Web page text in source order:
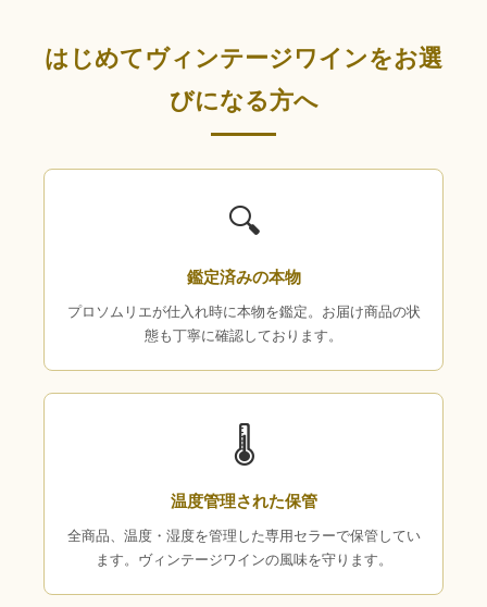
はじめてヴィンテージワインをお選
びになる方へ
🔍
鑑定済みの本物
プロソムリエが仕入れ時に本物を鑑定。お届け商品の状
態も丁寧に確認しております。
🌡
温度管理された保管
全商品、温度・湿度を管理した専用セラーで保管してい
ます。ヴィンテージワインの風味を守ります。